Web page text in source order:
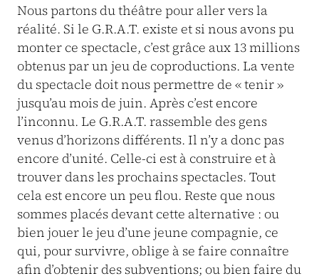
Nous partons du théâtre pour aller vers la
réalité. Si le G.R.A.T. existe et si nous avons pu
monter ce spectacle, c’est grâce aux 13 millions
obtenus par un jeu de coproductions. La vente
du spectacle doit nous permettre de « tenir »
jusqu’au mois de juin. Après c’est encore
l’inconnu. Le G.R.A.T. rassemble des gens
venus d’horizons différents. Il n’y a donc pas
encore d’unité. Celle-ci est à construire et à
trouver dans les prochains spectacles. Tout
cela est encore un peu flou. Reste que nous
sommes placés devant cette alternative : ou
bien jouer le jeu d’une jeune compagnie, ce
qui, pour survivre, oblige à se faire connaître
afin d’obtenir des subventions; ou bien faire du